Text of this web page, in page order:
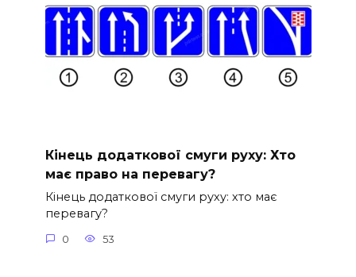
Кінець додаткової смуги руху: Хто
має право на перевагу?
Кінець додаткової смуги руху: хто має
перевагу?
0 53